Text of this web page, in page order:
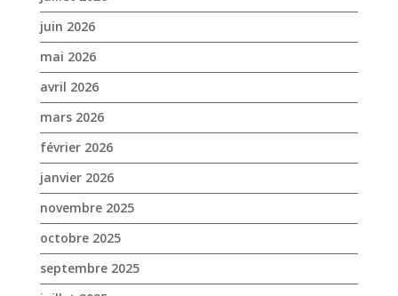
avril 2026
mars 2026
février 2026
janvier 2026
novembre 2025
octobre 2025
septembre 2025
juillet 2025
avril 2025
mars 2025